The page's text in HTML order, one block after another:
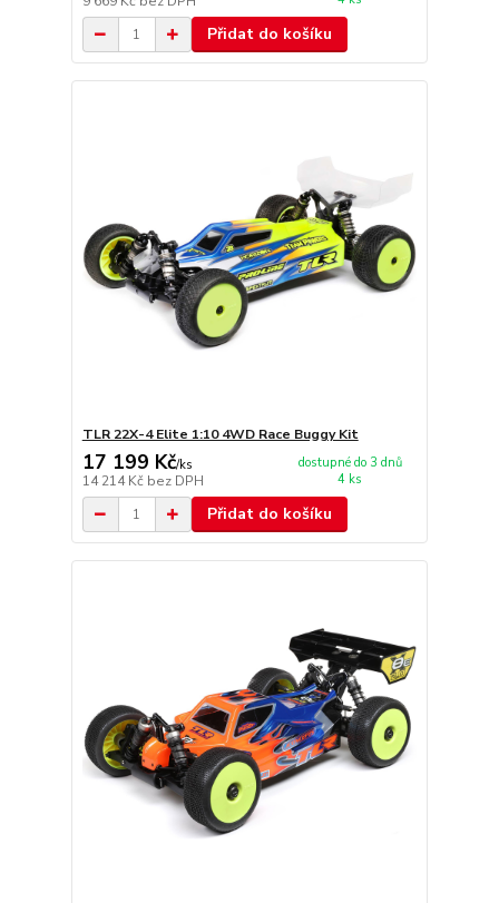
Přidat do košíku
TLR 22X-4 Elite 1:10 4WD Race Buggy Kit
17 199 Kč/ks
14 214 Kč bez DPH
dostupné do 3 dnů
4 ks
Přidat do košíku